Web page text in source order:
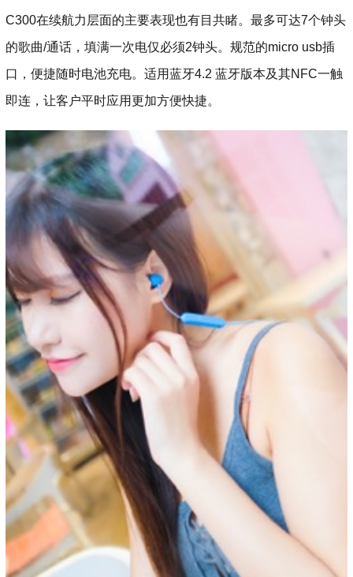
C300在续航力层面的主要表现也有目共睹。最多可达7个钟头
的歌曲/通话，填满一次电仅必须2钟头。规范的micro usb插
口，便捷随时电池充电。适用蓝牙4.2 蓝牙版本及其NFC一触
即连，让客户平时应用更加方便快捷。